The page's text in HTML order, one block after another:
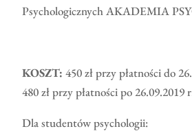
Psychologicznych AKADEMIA
KOSZT: 450 zł przy płatności do
480 zł przy płatności po 26.09.2019
Dla studentów psychologii: